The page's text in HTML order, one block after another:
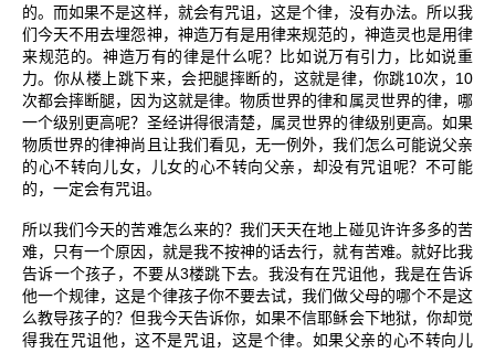
的。而如果不是这样，就会有咒诅，这是个律，没有办法。所以我
们今天不用去埋怨神，神造万有是用律来规范的，神造灵也是用律
来规范的。神造万有的律是什么呢？比如说万有引力，比如说重
力。你从楼上跳下来，会把腿摔断的，这就是律，你跳10次， 10
次都会摔断腿，因为这就是律。物质世界的律和属灵世界的律，哪
一个级别更高呢？圣经讲得很清楚，属灵世界的律级别更高。如果
物质世界的律神尚且让我们看见，无一例外，我们怎么可能说父亲
的心不转向儿女，儿女的心不转向父亲，却没有咒诅呢？不可能
的，一定会有咒诅。
所以我们今天的苦难怎么来的？我们天天在地上碰见许许多多的苦
难，只有一个原因，就是我不按神的话去行，就有苦难。就好比我
告诉一个孩子，不要从3楼跳下去。我没有在咒诅他，我是在告诉
他一个规律，这是个律孩子你不要去试，我们做父母的哪个不是这
么教导孩子的？但我今天告诉你，如果不信耶稣会下地狱，你却觉
得我在咒诅他，这不是咒诅，这是个律。如果父亲的心不转向儿